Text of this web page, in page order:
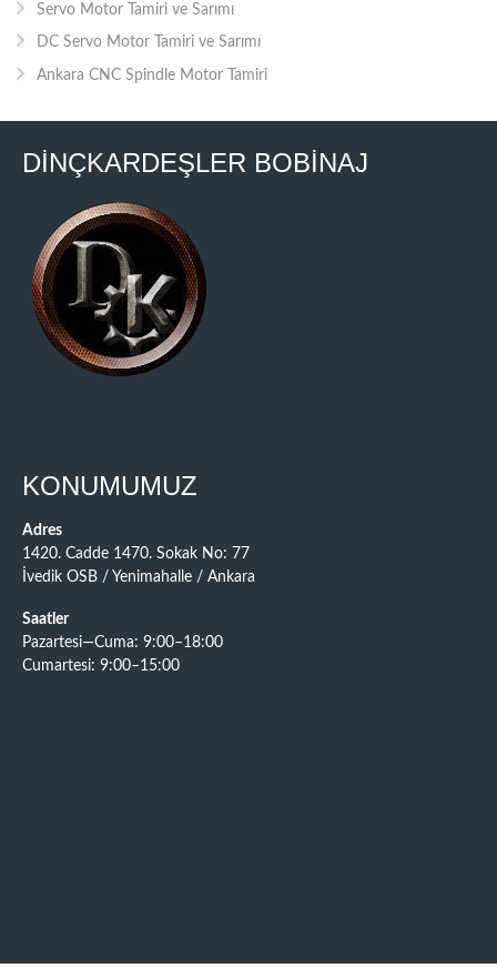
Servo Motor Tamiri ve Sarımı
DC Servo Motor Tamiri ve Sarımı
Ankara CNC Spindle Motor Tamiri
DİNÇKARDEŞLER BOBİNAJ
KONUMUMUZ
Adres
1420. Cadde 1470. Sokak No: 77
İvedik OSB / Yenimahalle / Ankara
Saatler
Pazartesi—Cuma: 9:00–18:00
Cumartesi: 9:00–15:00